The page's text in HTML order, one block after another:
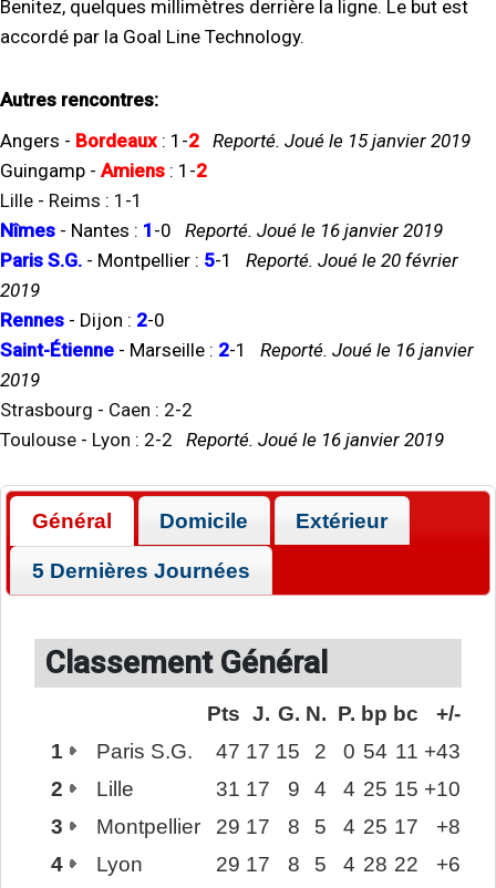
Benitez, quelques millimètres derrière la ligne. Le but est
accordé par la Goal Line Technology.
Autres rencontres:
Angers - Bordeaux : 1 -2 Reporté. Joué le 15 janvier 2019
Guingamp - Amiens : 1 -2
Lille - Reims : 1 -1
Nîmes - Nantes : 1 -0
Reporté. Joué le 16 janvier 2019
Paris S.G. - Montpellier : 5-1
Reporté. Joué le 20 février
2019
Rennes - Dijon : 2-0
Saint-Étienne - Marseille : 2-1
Reporté. Joué le 16 janvier
2019
Strasbourg - Caen : 2-2
Toulouse - Lyon : 2-2 Reporté. Joué le 16 janvier 2019
Général Domicile Extérieur
5 Dernières Journées
Classement Général
Pts J. G. N. P. bp bc
+/-
1
Paris S.G. 47 17 15 2 0 54 11 +43
2
Lille 31 17 9 4 4 25 15 +10
3
Montpellier 29 17 8 5 4 25 17
+8
4
Lyon 29 17 8 5 4 28 22 +6